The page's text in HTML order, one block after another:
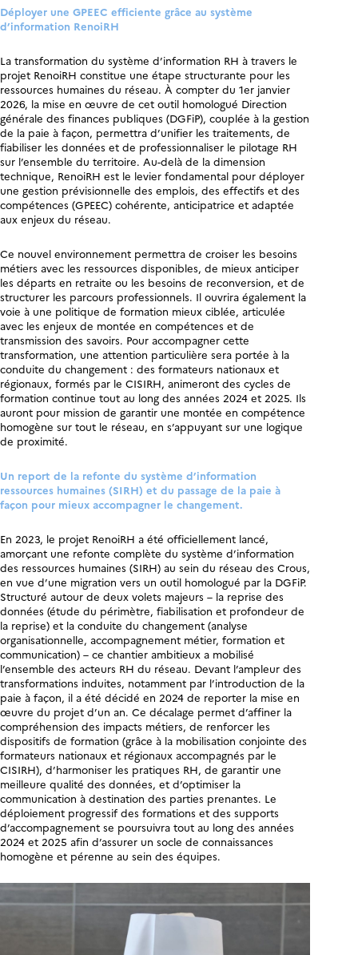
Déployer une GPEEC efficiente grâce au système
d’information RenoiRH
La transformation du système d’information RH à travers le
projet RenoiRH constitue une étape structurante pour les
ressources humaines du réseau. À compter du 1er janvier
2026, la mise en œuvre de cet outil homologué Direction
générale des finances publiques (DGFiP), couplée à la gestion
de la paie à façon, permettra d’unifier les traitements, de
fiabiliser les données et de professionnaliser le pilotage RH
sur l’ensemble du territoire. Au-delà de la dimension
technique, RenoiRH est le levier fondamental pour déployer
une gestion prévisionnelle des emplois, des effectifs et des
compétences (GPEEC) cohérente, anticipatrice et adaptée
aux enjeux du réseau.
Ce nouvel environnement permettra de croiser les besoins
métiers avec les ressources disponibles, de mieux anticiper
les départs en retraite ou les besoins de reconversion, et de
structurer les parcours professionnels. Il ouvrira également la
voie à une politique de formation mieux ciblée, articulée
avec les enjeux de montée en compétences et de
transmission des savoirs. Pour accompagner cette
transformation, une attention particulière sera portée à la
conduite du changement : des formateurs nationaux et
régionaux, formés par le CISIRH, animeront des cycles de
formation continue tout au long des années 2024 et 2025. Ils
auront pour mission de garantir une montée en compétence
homogène sur tout le réseau, en s’appuyant sur une logique
de proximité.
Un report de la refonte du système d’information
ressources humaines (SIRH) et du passage de la paie à
façon pour mieux accompagner le changement.
En 2023, le projet RenoiRH a été officiellement lancé,
amorçant une refonte complète du système d’information
des ressources humaines (SIRH) au sein du réseau des Crous,
en vue d’une migration vers un outil homologué par la DGFiP.
Structuré autour de deux volets majeurs – la reprise des
données (étude du périmètre, fiabilisation et profondeur de
la reprise) et la conduite du changement (analyse
organisationnelle, accompagnement métier, formation et
communication) – ce chantier ambitieux a mobilisé
l’ensemble des acteurs RH du réseau. Devant l’ampleur des
transformations induites, notamment par l’introduction de la
paie à façon, il a été décidé en 2024 de reporter la mise en
œuvre du projet d’un an. Ce décalage permet d’affiner la
compréhension des impacts métiers, de renforcer les
dispositifs de formation (grâce à la mobilisation conjointe des
formateurs nationaux et régionaux accompagnés par le
CISIRH), d’harmoniser les pratiques RH, de garantir une
meilleure qualité des données, et d’optimiser la
communication à destination des parties prenantes. Le
déploiement progressif des formations et des supports
d’accompagnement se poursuivra tout au long des années
2024 et 2025 afin d’assurer un socle de connaissances
homogène et pérenne au sein des équipes.